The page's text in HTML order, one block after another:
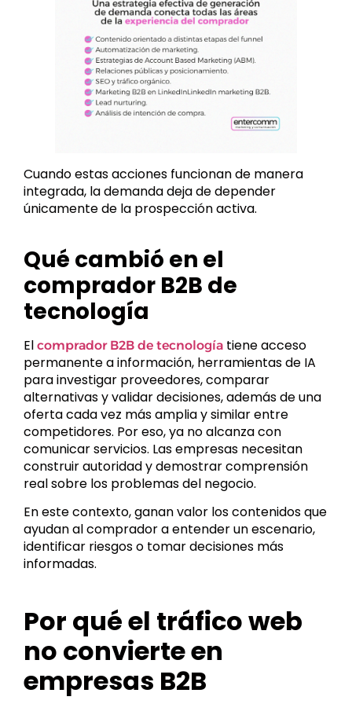
Cuando estas acciones funcionan de manera
integrada, la demanda deja de depender
únicamente de la prospección activa.
Qué cambió en el
comprador B2B de
tecnología
El comprador B2B de tecnología tiene acceso
permanente a información, herramientas de IA
para investigar proveedores, comparar
alternativas y validar decisiones, además de una
oferta cada vez más amplia y similar entre
competidores. Por eso, ya no alcanza con
comunicar servicios. Las empresas necesitan
construir autoridad y demostrar comprensión
real sobre los problemas del negocio.
En este contexto, ganan valor los contenidos que
ayudan al comprador a entender un escenario,
identificar riesgos o tomar decisiones más
informadas.
Por qué el tráfico web
no convierte en
empresas B2B